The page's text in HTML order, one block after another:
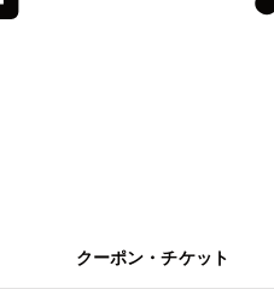
クーポン・チケット